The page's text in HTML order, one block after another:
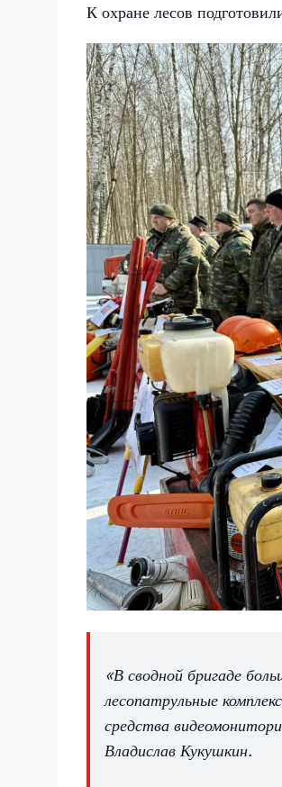
К охране лесов
«В сводной бригаде
лесопатрульные
средства
Владислав Кукушкин.